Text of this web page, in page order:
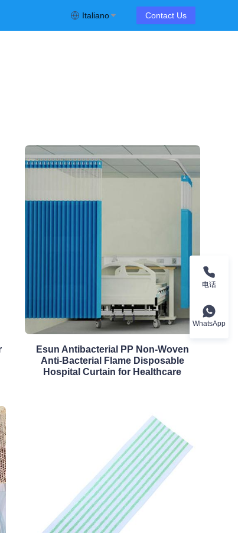
Italiano Contact Us
Esun Antibacterial PP Non-Woven
Anti-Bacterial Flame Disposable
Hospital Curtain for Healthcare
电话
WhatsApp